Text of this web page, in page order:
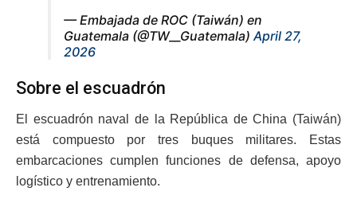
— Embajada de ROC (Taiwán) en
Guatemala (@TW__Guatemala) April 27,
2026
Sobre el escuadrón
El escuadrón naval de la República de China (Taiwán)
está compuesto por tres buques militares. Estas
embarcaciones cumplen funciones de defensa, apoyo
logístico y entrenamiento.